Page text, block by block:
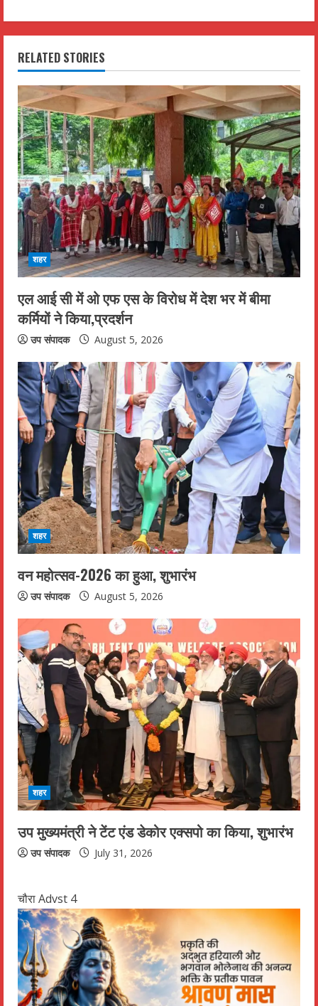
t
i
n
u
e
R
e
a
d
i
n
g
RELATED STORIES
शहर
एल आई सी में ओ एफ एस के विरोध में देश भर में बीमा
कर्मियों ने किया,प्रदर्शन
उप संपादक August 5, 2026
शहर
वन महोत्सव-2026 का हुआ, शुभारंभ
उप संपादक August 5, 2026
शहर
उप मुख्यमंत्री ने टेंट एंड डेकोर एक्सपो का किया, शुभारंभ
उप संपादक July 31, 2026
चौरा Advst 4